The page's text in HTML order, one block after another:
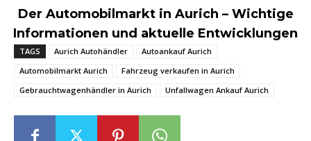
Der Automobilmarkt in Aurich – Wichtige
Informationen und aktuelle Entwicklungen
TAGS Aurich Autohändler
Autoankauf Aurich
Automobilmarkt Aurich
Fahrzeug verkaufen in Aurich
Gebrauchtwagenhändler in Aurich
Unfallwagen Ankauf Aurich